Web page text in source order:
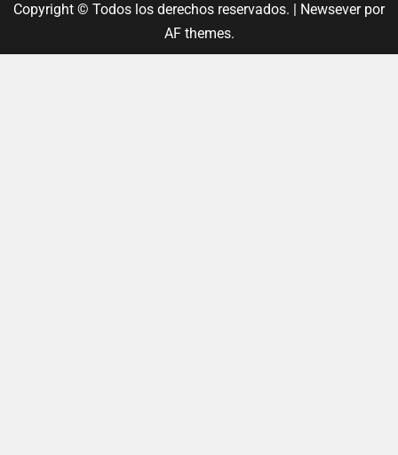
Copyright © Todos los derechos reservados. Newseverpor
AF themes.